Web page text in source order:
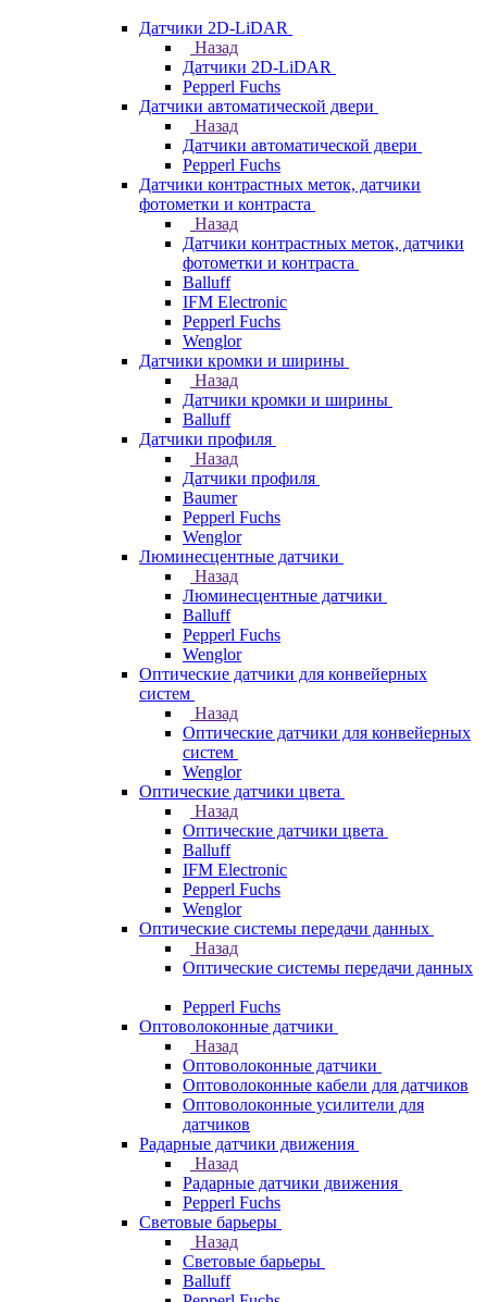
Датчики 2D-LiDAR
Назад
Датчики 2D-LiDAR
Pepperl Fuchs
Датчики автоматической двери
Назад
Датчики автоматической двери
Pepperl Fuchs
Датчики контрастных меток, датчики
фотометки и контраста
Назад
Датчики контрастных меток, датчики
фотометки и контраста
Balluff
IFM Electronic
Pepperl Fuchs
Wenglor
Датчики кромки и ширины
Назад
Датчики кромки и ширины
Balluff
Датчики профиля
Назад
Датчики профиля
Baumer
Pepperl Fuchs
Wenglor
Люминесцентные датчики
Назад
Люминесцентные датчики
Balluff
Pepperl Fuchs
Wenglor
Оптические датчики для конвейерных
систем
Назад
Оптические датчики для конвейерных
систем
Wenglor
Оптические датчики цвета
Назад
Оптические датчики цвета
Balluff
IFM Electronic
Pepperl Fuchs
Wenglor
Оптические системы передачи данных
Назад
Оптические системы передачи данных
Pepperl Fuchs
Оптоволоконные датчики
Назад
Оптоволоконные датчики
Оптоволоконные кабели для датчиков
Оптоволоконные усилители для
датчиков
Радарные датчики движения
Назад
Радарные датчики движения
Pepperl Fuchs
Световые барьеры
Назад
Световые барьеры
Balluff